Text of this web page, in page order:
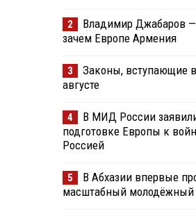
2
Владимир Джабаров
зачем Европе Армения
3
Законы, вступающие
августе
4
В МИД России
подготовке Европы к
Россией
5
В Абхазии впервые
масштабный молодёжный